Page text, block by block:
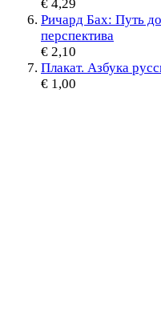
€ 4,29
Ричард Бах: Путь
перспектива
€ 2,10
Плакат. Азбука
€ 1,00